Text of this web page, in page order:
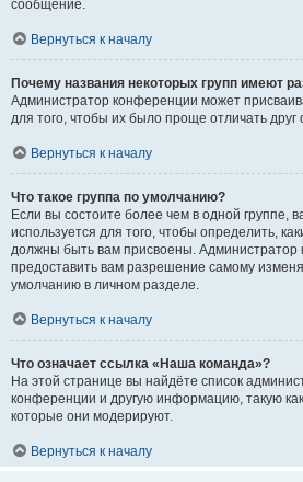
сообщение.
Вернуться к началу
Почему названия некоторых групп имеют
Администратор конференции может
для того, чтобы их было проще отличать друг
Вернуться к началу
Что такое группа по умолчанию?
Если вы состоите более чем в одной группе,
используется для того, чтобы определить,
должны быть вам присвоены.
предоставить вам разрешение самому
умолчанию в личном разделе.
Вернуться к началу
Что означает ссылка «Наша команда»?
На этой странице вы найдёте список
конференции и другую информацию, такую
которые они модерируют.
Вернуться к началу